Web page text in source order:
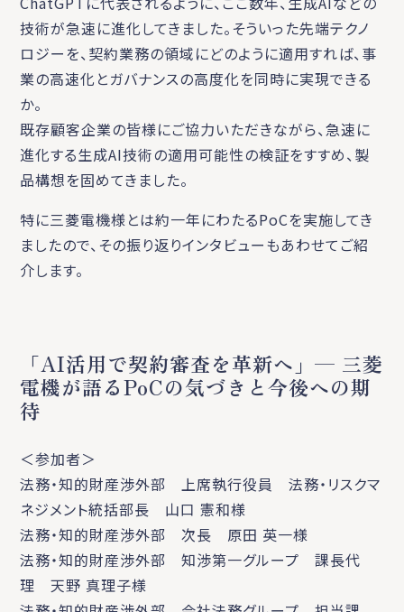
技術が急速に進化してきました。そういった先端テクノ
ロジーを、契約業務の領域にどのように適用すれば、事
業の高速化とガバナンスの高度化を同時に実現できる
か。
既存顧客企業の皆様にご協力いただきながら、急速に
進化する生成AI技術の適用可能性の検証をすすめ、製
品構想を固めてきました。
特に三菱電機様とは約一年にわたるPoCを実施してき
ましたので、その振り返りインタビューもあわせてご紹
介します。
「AI活用で契約審査を革新へ」— 三菱
電機が語るPoCの気づきと今後への期
待
＜参加者＞
法務・知的財産渉外部 上席執行役員 法務・リスクマ
ネジメント統括部長 山口 憲和様
法務・知的財産渉外部 次長 原田 英一様
法務・知的財産渉外部 知渉第一グループ 課長代
理 天野 真理子様